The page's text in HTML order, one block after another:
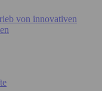
von innovativen